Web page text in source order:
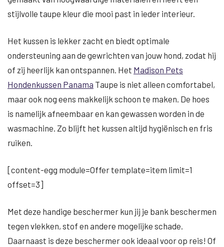
stijlvolle taupe kleur die mooi past in ieder interieur.
Het kussen is lekker zacht en biedt optimale
ondersteuning aan de gewrichten van jouw hond, zodat hij
of zij heerlijk kan ontspannen. Het Madison Pets
Hondenkussen Panama Taupe is niet alleen comfortabel,
maar ook nog eens makkelijk schoon te maken. De hoes
is namelijk afneembaar en kan gewassen worden in de
wasmachine. Zo blijft het kussen altijd hygiënisch en fris
ruiken.
[content-egg module=Offer template=item limit=1
offset=3]
Met deze handige beschermer kun jij je bank beschermen
tegen vlekken, stof en andere mogelijke schade.
Daarnaast is deze beschermer ook ideaal voor op reis! Of